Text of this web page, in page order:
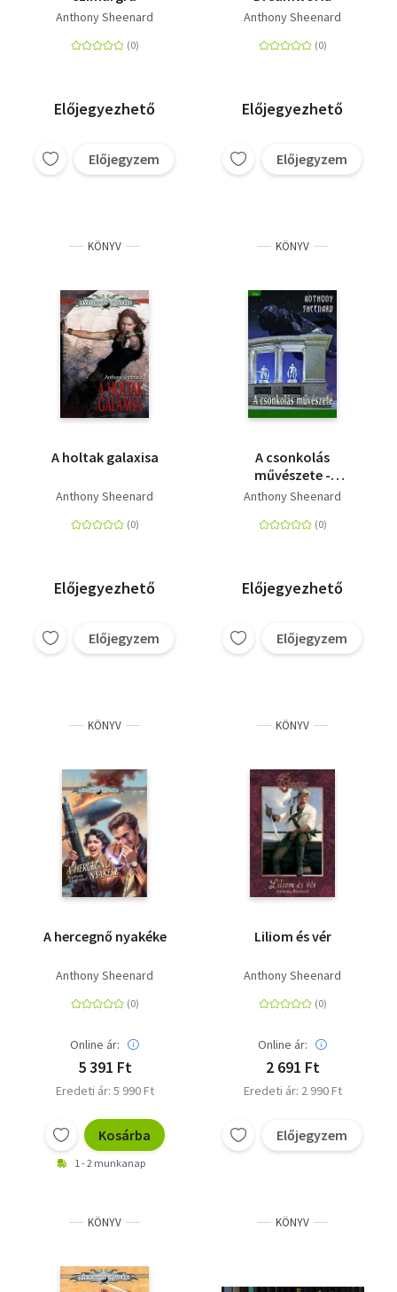
Anthony Sheenard
Előjegyezhető
Előjegyzem
Anthony Sheenard
Előjegyezhető
Előjegyzem
KÖNYV
A holtak galaxisa
Anthony Sheenard
Előjegyezhető
Előjegyzem
KÖNYV
A csonkolás
művészete -
NOVELLAVÁLOGATÁS
Anthony Sheenard
Előjegyezhető
Előjegyzem
KÖNYV
A hercegnő nyakéke
Anthony Sheenard
Online ár:
5 391 Ft
Eredeti ár: 5 990 Ft
Kosárba
1 - 2 munkanap
KÖNYV
Liliom és vér
Anthony Sheenard
Online ár:
2 691 Ft
Eredeti ár: 2 990 Ft
Előjegyzem
KÖNYV KÖNYV